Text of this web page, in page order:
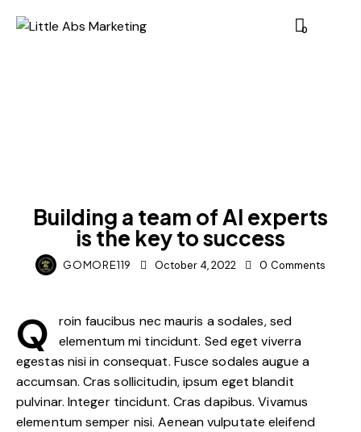
0
Building a team of AI experts
is the key to success
GOMORE119 October 4, 2022 0 Comments
Q
roin faucibus nec mauris a sodales, sed
elementum mi tincidunt. Sed eget viverra
egestas nisi in consequat. Fusce sodales augue a
accumsan. Cras sollicitudin, ipsum eget blandit
pulvinar. Integer tincidunt. Cras dapibus. Vivamus
elementum semper nisi. Aenean vulputate eleifend